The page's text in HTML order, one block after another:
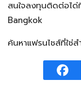
สนใจลงทุนติดต่อได่
Bangkok
ค้นหาแฟรนไชส์ที่ใช่